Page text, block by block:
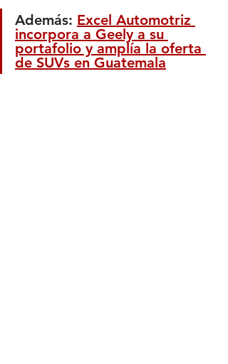
Además: Excel Automotriz
incorpora a Geely a su
portafolio y amplía la oferta
de SUVs en Guatemala